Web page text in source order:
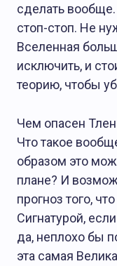
сделать вообще.
стоп-стоп. Не
Вселенная
исключить, и
теорию, чтобы
Чем опасен
Что такое
образом это
плане? И
прогноз того,
Сигнатурой,
да, неплохо бы
эта самая